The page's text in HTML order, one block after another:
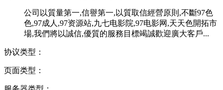
公司以質量第一,信譽第一,以質取信經營原則,不斷97色
色,97成人,97资源站,九七电影院,97电影网,天天色開拓市
場,我們將以誠信,優質的服務目標竭誠歡迎廣大客戶...
协议类型：
页面类型：